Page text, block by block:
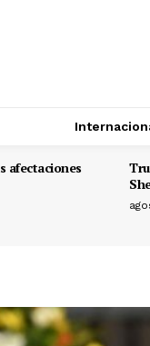
afectaciones